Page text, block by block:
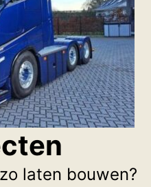
laten bouwen?